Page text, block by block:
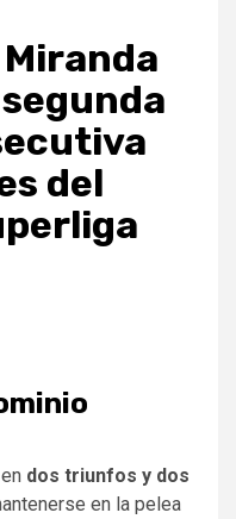
Miranda
del
dos triunfos y dos
en la pelea